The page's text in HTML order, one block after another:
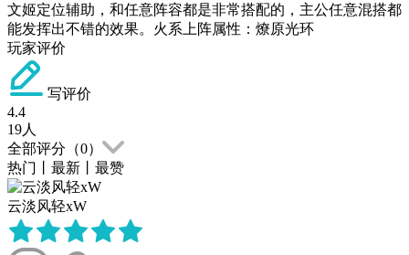
文姬定位辅助，和任意阵容都是非常搭配的，主公任意混搭都
能发挥出不错的效果。火系上阵属性：燎原光环
玩家评价
写评价
4.4
19人
全部评分（0）
热门
最新 最赞
云淡风轻xW